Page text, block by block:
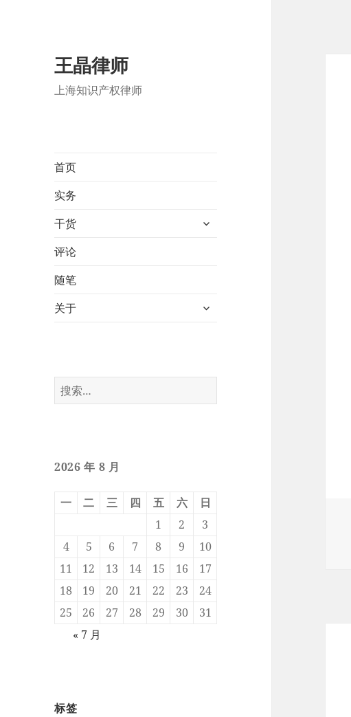
王晶律师
上海知识产权律师
首页
实务
干货
展
评论
随笔
关于
展
搜
索：
2026 年 8 月
一 二 三 四 五 六
日
1
2
3
4
5 6 7 8 9
10
11
12 13 14 15 16
17
18
19 20 21 22 23
24
25
26 27 28 29 30
31
« 7 月
标签